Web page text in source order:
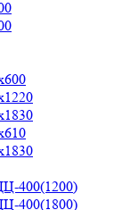
400(1200)
400(1800)